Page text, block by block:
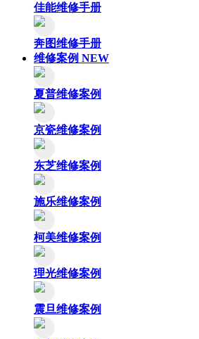
佳能维修手册
奔图维修手册
维修案例 NEW
夏普维修案例
京瓷维修案例
东芝维修案例
施乐维修案例
柯美维修案例
理光维修案例
震旦维修案例